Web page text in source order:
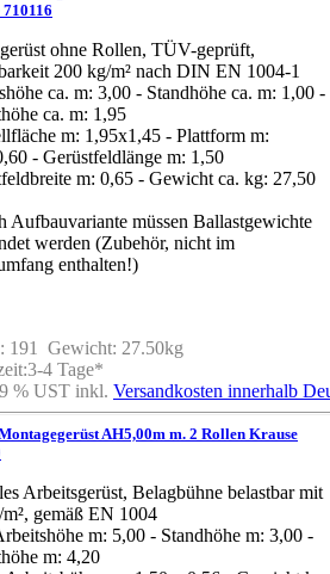
ohne Rollen, TÜV-geprüft,
200 kg/m² nach DIN EN 1004-1
ca. m: 3,00 - Standhöhe ca. m: 1,00 -
ca. m: 1,95
m: 1,95x1,45 - Plattform m:
- Gerüstfeldlänge m: 1,50
m: 0,65 - Gewicht ca. kg: 27,50
Aufbauvariante müssen Ballastgewichte
werden (Zubehör, nicht im
enthalten!)
191 Gewicht: 27.50kg
4 Tage*
% UST inkl. Versandkosten innerhalb
AH5,00m m. 2 Rollen Krause
Arbeitsgerüst, Belagbühne belastbar mit
gemäß EN 1004
m: 5,00 - Standhöhe m: 3,00 -
m: 4,20